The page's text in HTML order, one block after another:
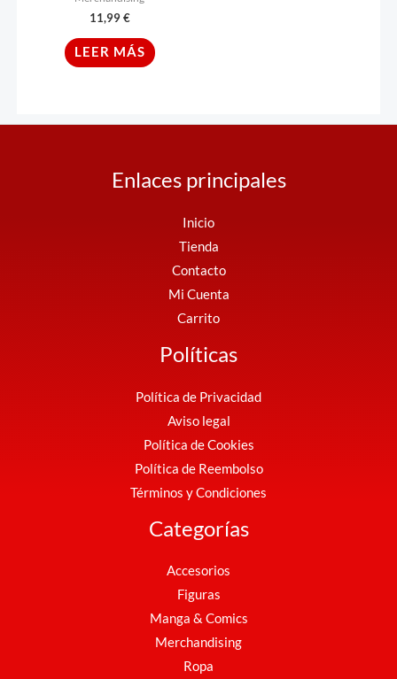
11,99€
LEER MÁS
Enlaces principales
Inicio
Tienda
Contacto
Mi Cuenta
Carrito
Políticas
Política de Privacidad
Aviso legal
Política de Cookies
Política de Reembolso
Términos y Condiciones
Categorías
Accesorios
Figuras
Manga & Comics
Merchandising
Ropa